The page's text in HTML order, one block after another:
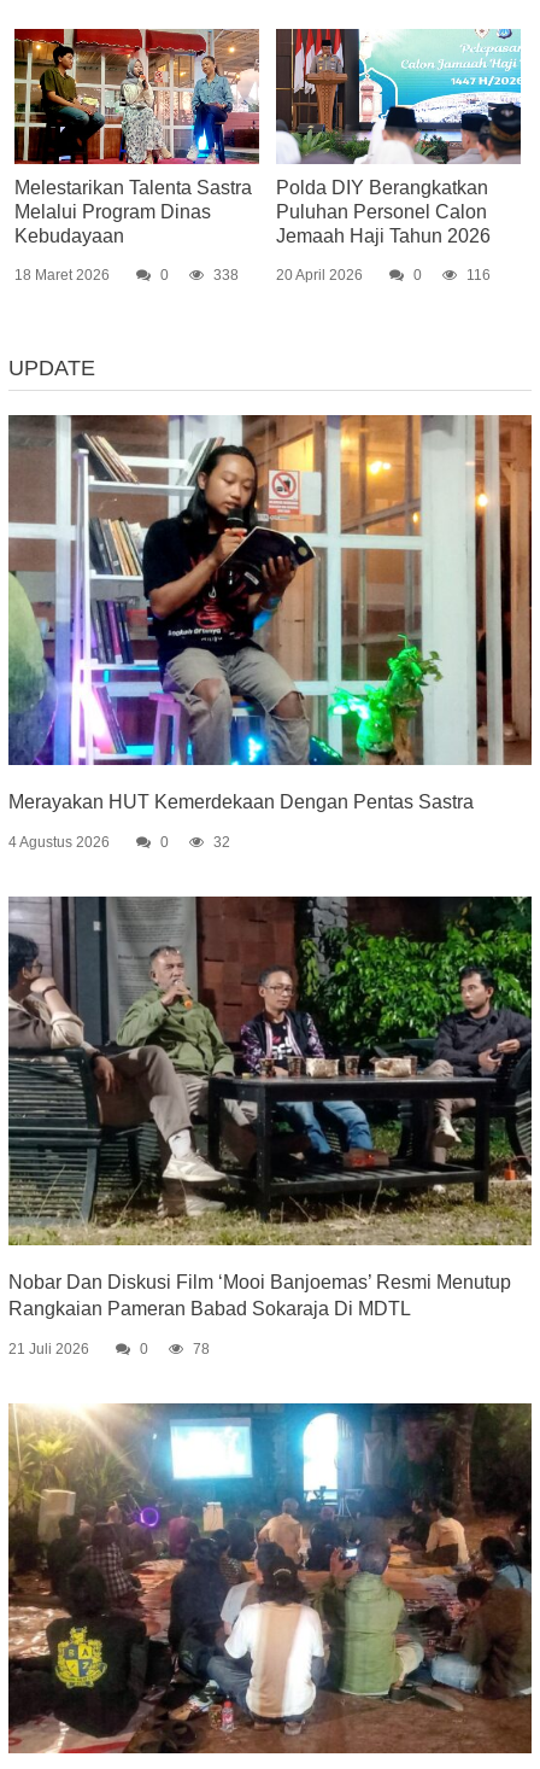
Melestarikan Talenta Sastra
Melalui Program Dinas
Kebudayaan
18 Maret 2026 0 338
Polda DIY Berangkatkan
Puluhan Personel Calon
Jemaah Haji Tahun 2026
20 April 2026 0 116
UPDATE
Merayakan HUT Kemerdekaan Dengan Pentas Sastra
4 Agustus 2026 0 32
Nobar Dan Diskusi Film ‘Mooi Banjoemas’ Resmi Menutup
Rangkaian Pameran Babad Sokaraja Di MDTL
21 Juli 2026 0 78